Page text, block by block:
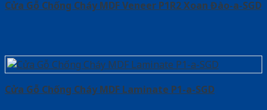
Cửa Gỗ Chống Cháy MDF Veneer P1R2 Xoan Đào-a-SGD
Cửa Gỗ Chống Cháy MDF Laminate P1-a-SGD